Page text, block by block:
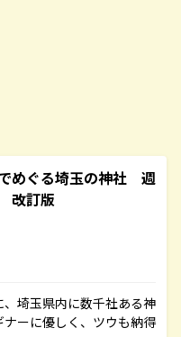
めぐる埼玉の神社 週
改訂版
、埼玉県内に数千社ある神
ーに優しく、ツウも納得